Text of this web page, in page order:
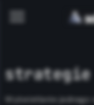
strategie
Wyświetlanie jednego